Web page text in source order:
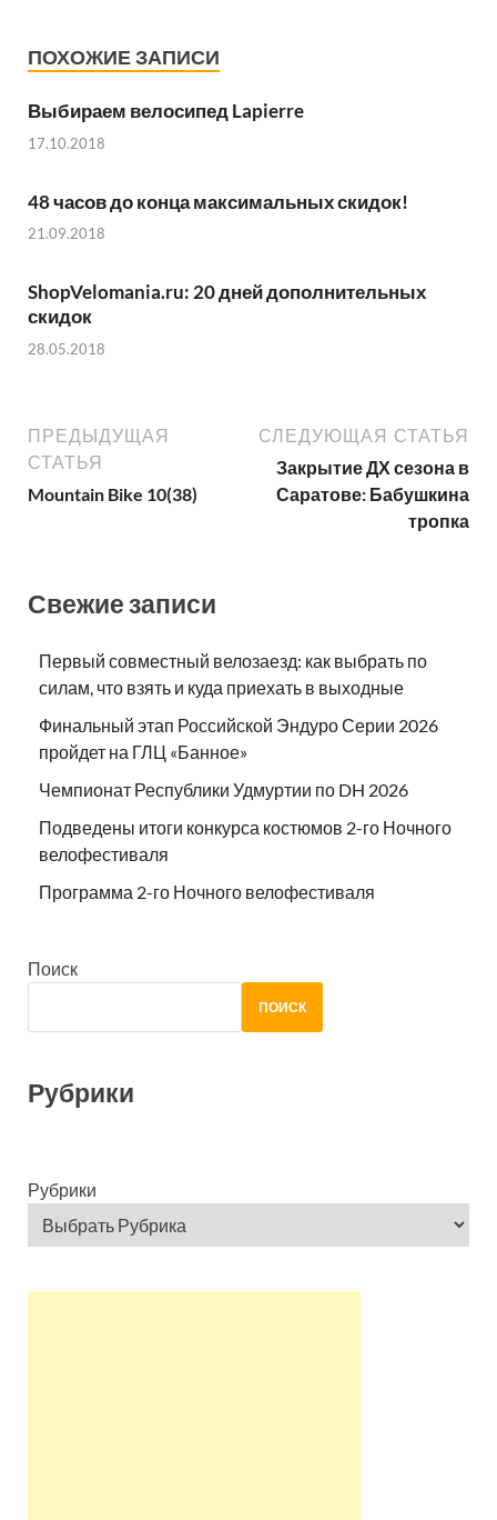
ПОХОЖИЕ ЗАПИСИ
Выбираем велосипед Lapierre
17.10.2018
48 часов до конца максимальных скидок!
21.09.2018
ShopVelomania.ru: 20 дней дополнительных
скидок
28.05.2018
ПРЕДЫДУЩАЯ
СТАТЬЯ
Mountain Bike 10(38)
СЛЕДУЮЩАЯ СТАТЬЯ
Закрытие ДХ сезона в
Саратове: Бабушкина
тропка
Свежие записи
Первый совместный велозаезд: как выбрать по
силам, что взять и куда приехать в выходные
Финальный этап Российской Эндуро Серии 2026
пройдет на ГЛЦ «Банное»
Чемпионат Республики Удмуртии по DH 2026
Подведены итоги конкурса костюмов 2-го Ночного
велофестиваля
Программа 2-го Ночного велофестиваля
Поиск
ПОИСК
Рубрики
Рубрики